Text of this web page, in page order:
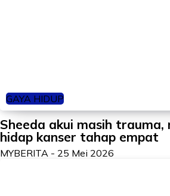
GAYA HIDUP
Sheeda akui masih trauma,
hidap kanser tahap empat
MYBERITA - 25 Mei 2026